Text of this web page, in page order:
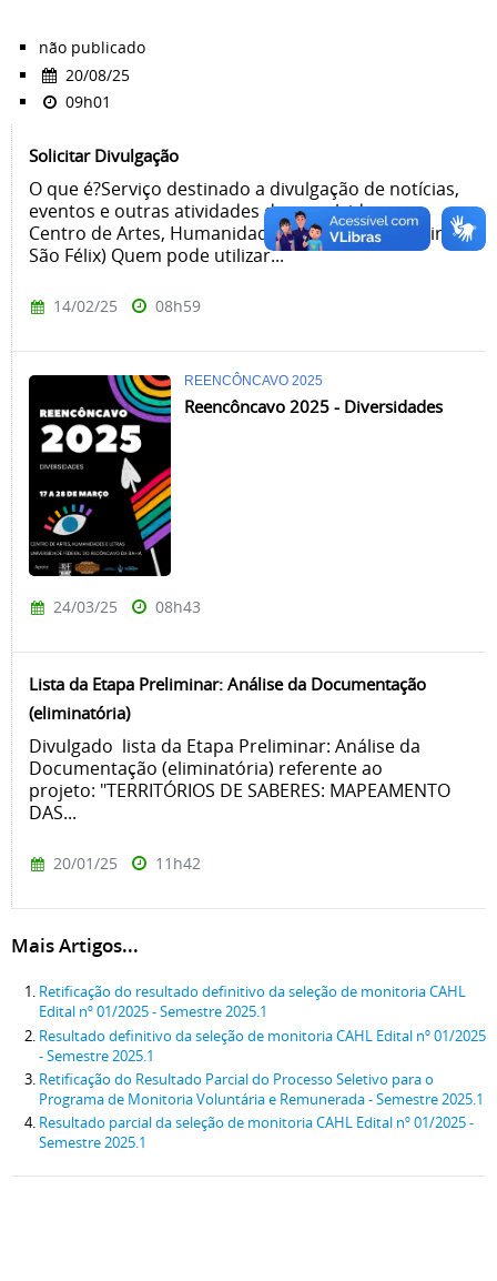
não publicado
20/08/25
09h01
Solicitar Divulgação
O que é?Serviço destinado a divulgação de notícias,
eventos e outras atividades desenvolvidas no
Centro de Artes, Humanidades e Letras (Cachoeira-
São Félix) Quem pode utilizar...
14/02/25 08h59
REENCÔNCAVO 2025
Reencôncavo 2025 - Diversidades
24/03/25 08h43
Lista da Etapa Preliminar: Análise da Documentação
(eliminatória)
Divulgado lista da Etapa Preliminar: Análise da
Documentação (eliminatória) referente ao
projeto: "TERRITÓRIOS DE SABERES: MAPEAMENTO
DAS...
20/01/25 11h42
Mais Artigos...
Retificação do resultado definitivo da seleção de monitoria CAHL
Edital nº 01/2025 - Semestre 2025.1
Resultado definitivo da seleção de monitoria CAHL Edital nº 01/2025
- Semestre 2025.1
Retificação do Resultado Parcial do Processo Seletivo para o
Programa de Monitoria Voluntária e Remunerada - Semestre 2025.1
Resultado parcial da seleção de monitoria CAHL Edital nº 01/2025 -
Semestre 2025.1